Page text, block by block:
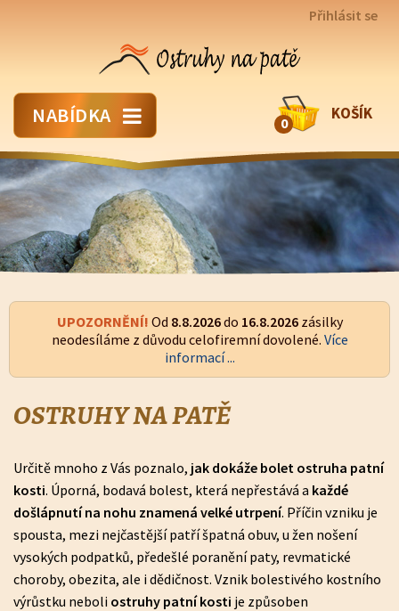
Přihlásit se
KOŠÍK
0
NABÍDKA
UPOZORNĚNÍ! Od 8.8.2026do 16.8.2026zásilky
neodesíláme z důvodu celofiremní dovolené. Více
informací ...
OSTRUHY NA PATĚ
Určitě mnoho z Vás poznalo, jak dokáže bolet ostruha patní
kosti. Úporná, bodavá bolest, která nepřestává a každé
došlápnutí na nohu znamená velké utrpení. Příčin vzniku je
spousta, mezi nejčastější patří špatná obuv, u žen nošení
vysokých podpatků, předešlé poranění paty, revmatické
choroby, obezita, ale i dědičnost. Vznik bolestivého kostního
výrůstku neboli ostruhy patní kosti je způsoben